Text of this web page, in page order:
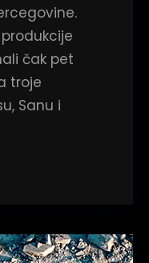
čak pet
troje
Sanu i